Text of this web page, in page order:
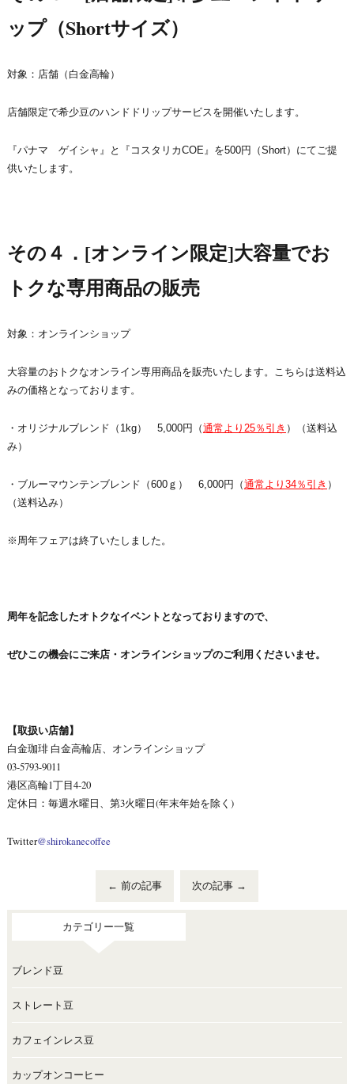
ップ（Shortサイズ）
対象：店舗（白金高輪）
店舗限定で希少豆のハンドドリップサービスを開催いたします。
『パナマ ゲイシャ』と『コスタリカCOE』を500円（Short）にてご提
供いたします。
その４．[オンライン限定]大容量でお
トクな専用商品の販売
対象：オンラインショップ
大容量のおトクなオンライン専用商品を販売いたします。こちらは送料込
みの価格となっております。
・オリジナルブレンド（1kg） 5,000円（通常より25％引き ）（送料込
み）
・ブルーマウンテンブレンド（600ｇ） 6,000円（通常より34％引き ）
（送料込み）
※周年フェアは終了いたしました。
周年を記念したオトクなイベントとなっておりますので、
ぜひこの機会にご来店・オンラインショップのご利用くださいませ。
【取扱い店舗】
白金珈琲 白金高輪店、オンラインショップ
03-5793-9011
港区高輪1丁目4-20
定休日：毎週水曜日、第3火曜日(年末年始を除く)
Twitter@shirokanecoffee
← 前の記事 次の記事 →
カテゴリー一覧
ブレンド豆
ストレート豆
カフェインレス豆
カップオンコーヒー